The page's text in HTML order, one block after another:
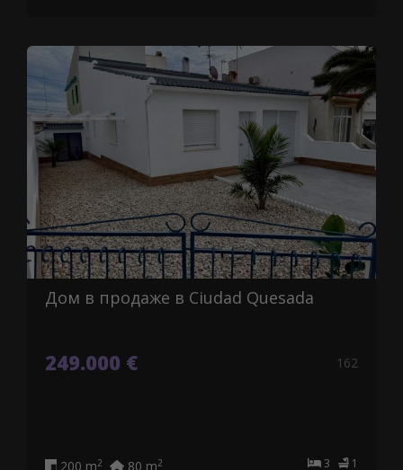
Дом в продаже в Ciudad Quesada
249.000 € 162
3 1
200 m2 80 m2